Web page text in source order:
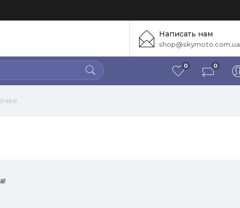
Написать нам
shop@skymoto.com.ua
0 0